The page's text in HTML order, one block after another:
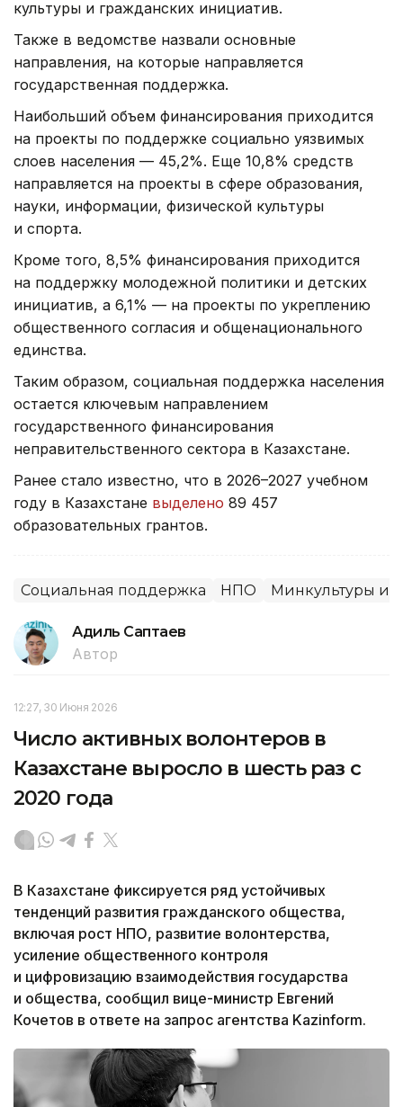
культуры и гражданских инициатив.
Также в ведомстве назвали основные
направления, на которые направляется
государственная поддержка.
Наибольший объем финансирования приходится
на проекты по поддержке социально уязвимых
слоев населения — 45,2%. Еще 10,8% средств
направляется на проекты в сфере образования,
науки, информации, физической культуры
и спорта.
Кроме того, 8,5% финансирования приходится
на поддержку молодежной политики и детских
инициатив, а 6,1% — на проекты по укреплению
общественного согласия и общенационального
единства.
Таким образом, социальная поддержка населения
остается ключевым направлением
государственного финансирования
неправительственного сектора в Казахстане.
Ранее стало известно, что в 2026–2027 учебном
году в Казахстане выделено 89 457
образовательных грантов.
Социальная поддержка НПО Минкультуры и
Адиль Саптаев
Автор
12:27, 30 Июня 2026
Число активных волонтеров в
Казахстане выросло в шесть раз с
2020 года
В Казахстане фиксируется ряд устойчивых
тенденций развития гражданского общества,
включая рост НПО, развитие волонтерства,
усиление общественного контроля
и цифровизацию взаимодействия государства
и общества, сообщил вице-министр Евгений
Кочетов в ответе на запрос агентства Kazinform.